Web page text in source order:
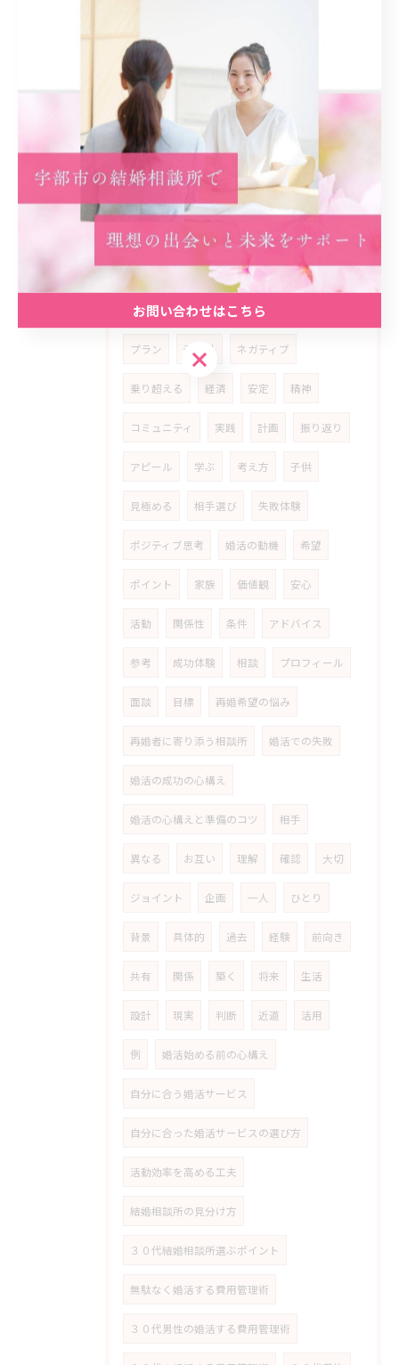
原動力
自分らしさ マッチング
地元密着型 信頼感 支援
カウンセリング アットホーム 雰囲気
婚活女性 ライフ
スタイル 家庭 公務員
生き方 優先 順位 喜び 動機
スタート 事実 カギ
プラン 予想外 ネガティブ
乗り超える 経済 安定 精神
コミュニティ 実践 計画 振り返り
アピール 学ぶ 考え方 子供
見極める 相手選び 失敗体験
ポジティブ思考 婚活の動機 希望
ポイント 家族 価値観 安心
活動 関係性 条件 アドバイス
参考 成功体験 相談 プロフィール
面談 目標 再婚希望の悩み
再婚者に寄り添う相談所 婚活での失敗
婚活の成功の心構え
婚活の心構えと準備のコツ 相手
異なる お互い 理解 確認 大切
ジョイント 企画 一人 ひとり
背景 具体的 過去 経験 前向き
共有 関係 築く 将来 生活
設計 現実 判断 近道 活用
例 婚活始める前の心構え
自分に合う婚活サービス
自分に合った婚活サービスの選び方
活動効率を高める工夫
結婚相談所の見分け方
３０代結婚相談所選ぶポイント
無駄なく婚活する費用管理術
３０代男性の婚活する費用管理術
お問い合わせはこちら
お問い合わせはこちら